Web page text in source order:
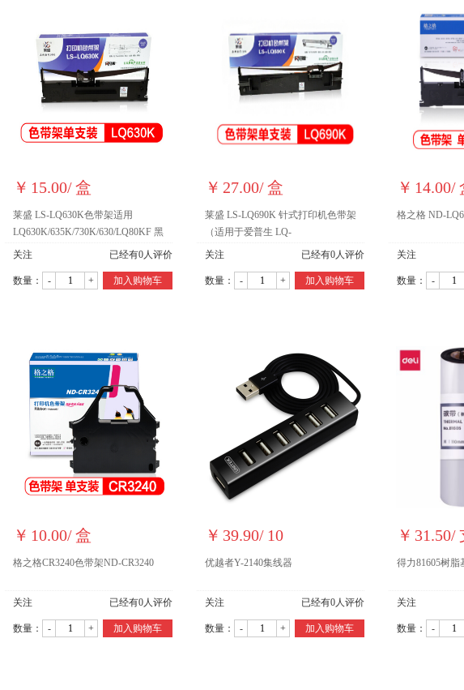
￥ 15.00/盒
莱盛 LS-LQ630K色带架适用
LQ630K/635K/730K/630/LQ80KF 黑
色 单支
关注 已经有0人评价
数量： - + 加入购物车
￥ 27.00/盒
莱盛 LS-LQ690K 针式打印机色带架
（适用于爱普生 LQ-
690/690C/675KT/680KⅡ/690K）
关注 已经有0人评价
数量： - + 加入购物车
￥ 14.00/
格之格 ND-
关注
数量： -
￥ 10.00/盒
格之格CR3240色带架ND-CR3240
关注 已经有0人评价
数量： - + 加入购物车
￥ 39.90/ 10
优越者Y-2140集线器
关注 已经有0人评价
数量： - + 加入购物车
￥ 31.50/
得力81605树脂
关注
数量： -